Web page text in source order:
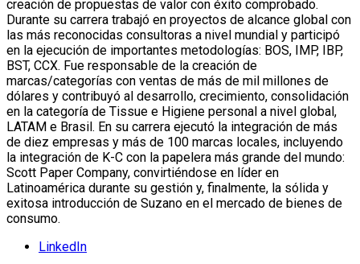
creación de propuestas de valor con éxito comprobado.
Durante su carrera trabajó en proyectos de alcance global con
las más reconocidas consultoras a nivel mundial y participó
en la ejecución de importantes metodologías: BOS, IMP, IBP,
BST, CCX. Fue responsable de la creación de
marcas/categorías con ventas de más de mil millones de
dólares y contribuyó al desarrollo, crecimiento, consolidación
en la categoría de Tissue e Higiene personal a nivel global,
LATAM e Brasil. En su carrera ejecutó la integración de más
de diez empresas y más de 100 marcas locales, incluyendo
la integración de K-C con la papelera más grande del mundo:
Scott Paper Company, convirtiéndose en líder en
Latinoamérica durante su gestión y, finalmente, la sólida y
exitosa introducción de Suzano en el mercado de bienes de
consumo.
LinkedIn